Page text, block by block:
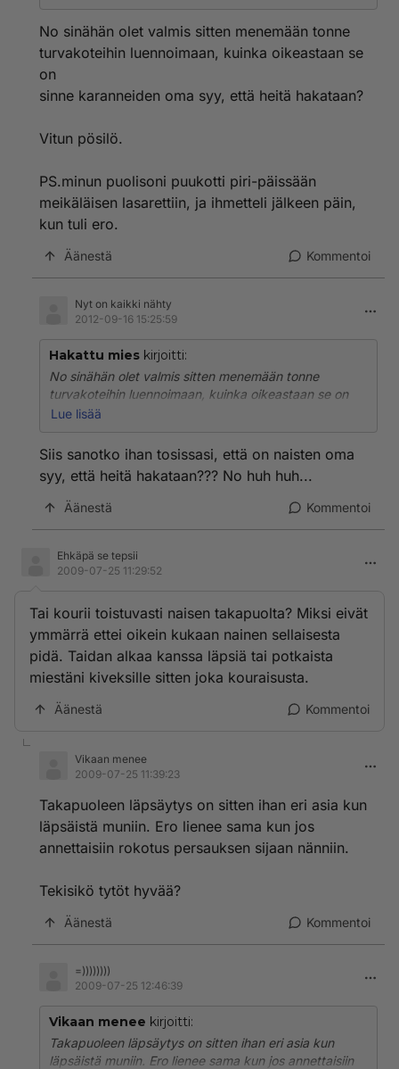
erinomainen keino pitää miehille kuria. Nipistely on kai
vahvat kynnet.
En ole kyllä koskaan sotkeutunut miehiin, joita olisi
kivesten rusentamisen muistissa ihan päällekarkausten
varalta. Miettikää te pojat keskenänne, miksi
No sinähän olet valmis sitten menemään tonne
turvakoteihin luennoimaan, kuinka oikeastaan se
on
sinne karanneiden oma syy, että heitä hakataan?
Vitun pösilö.
PS.minun puolisoni puukotti piri-päissään
meikäläisen lasarettiin, ja ihmetteli jälkeen päin,
kun tuli ero.
Äänestä Kommentoi
Nyt on kaikki nähty
2012-09-16 15:25:59
Hakattu mies kirjoitti:
No sinähän olet valmis sitten menemään tonne
turvakoteihin luennoimaan, kuinka oikeastaan se on
sinne karanneiden oma syy, että heitä hakataan?
Vitun pösilö.
PS.minun puolisoni puukotti piri-päissään meikäläisen
lasarettiin, ja ihmetteli jälkeen päin, kun tuli ero.
Lue lisää
Siis sanotko ihan tosissasi, että on naisten oma
syy, että heitä hakataan??? No huh huh...
Äänestä Kommentoi
Ehkäpä se tepsii
2009-07-25 11:29:52
Tai kourii toistuvasti naisen takapuolta? Miksi eivät
ymmärrä ettei oikein kukaan nainen sellaisesta
pidä. Taidan alkaa kanssa läpsiä tai potkaista
miestäni kiveksille sitten joka kouraisusta.
Äänestä Kommentoi
Vikaan menee
2009-07-25 11:39:23
Takapuoleen läpsäytys on sitten ihan eri asia kun
läpsäistä muniin. Ero lienee sama kun jos
annettaisiin rokotus persauksen sijaan nänniin.
Tekisikö tytöt hyvää?
Äänestä Kommentoi
=))))))))
2009-07-25 12:46:39
Vikaan menee kirjoitti:
Takapuoleen läpsäytys on sitten ihan eri asia kun
läpsäistä muniin. Ero lienee sama kun jos annettaisiin